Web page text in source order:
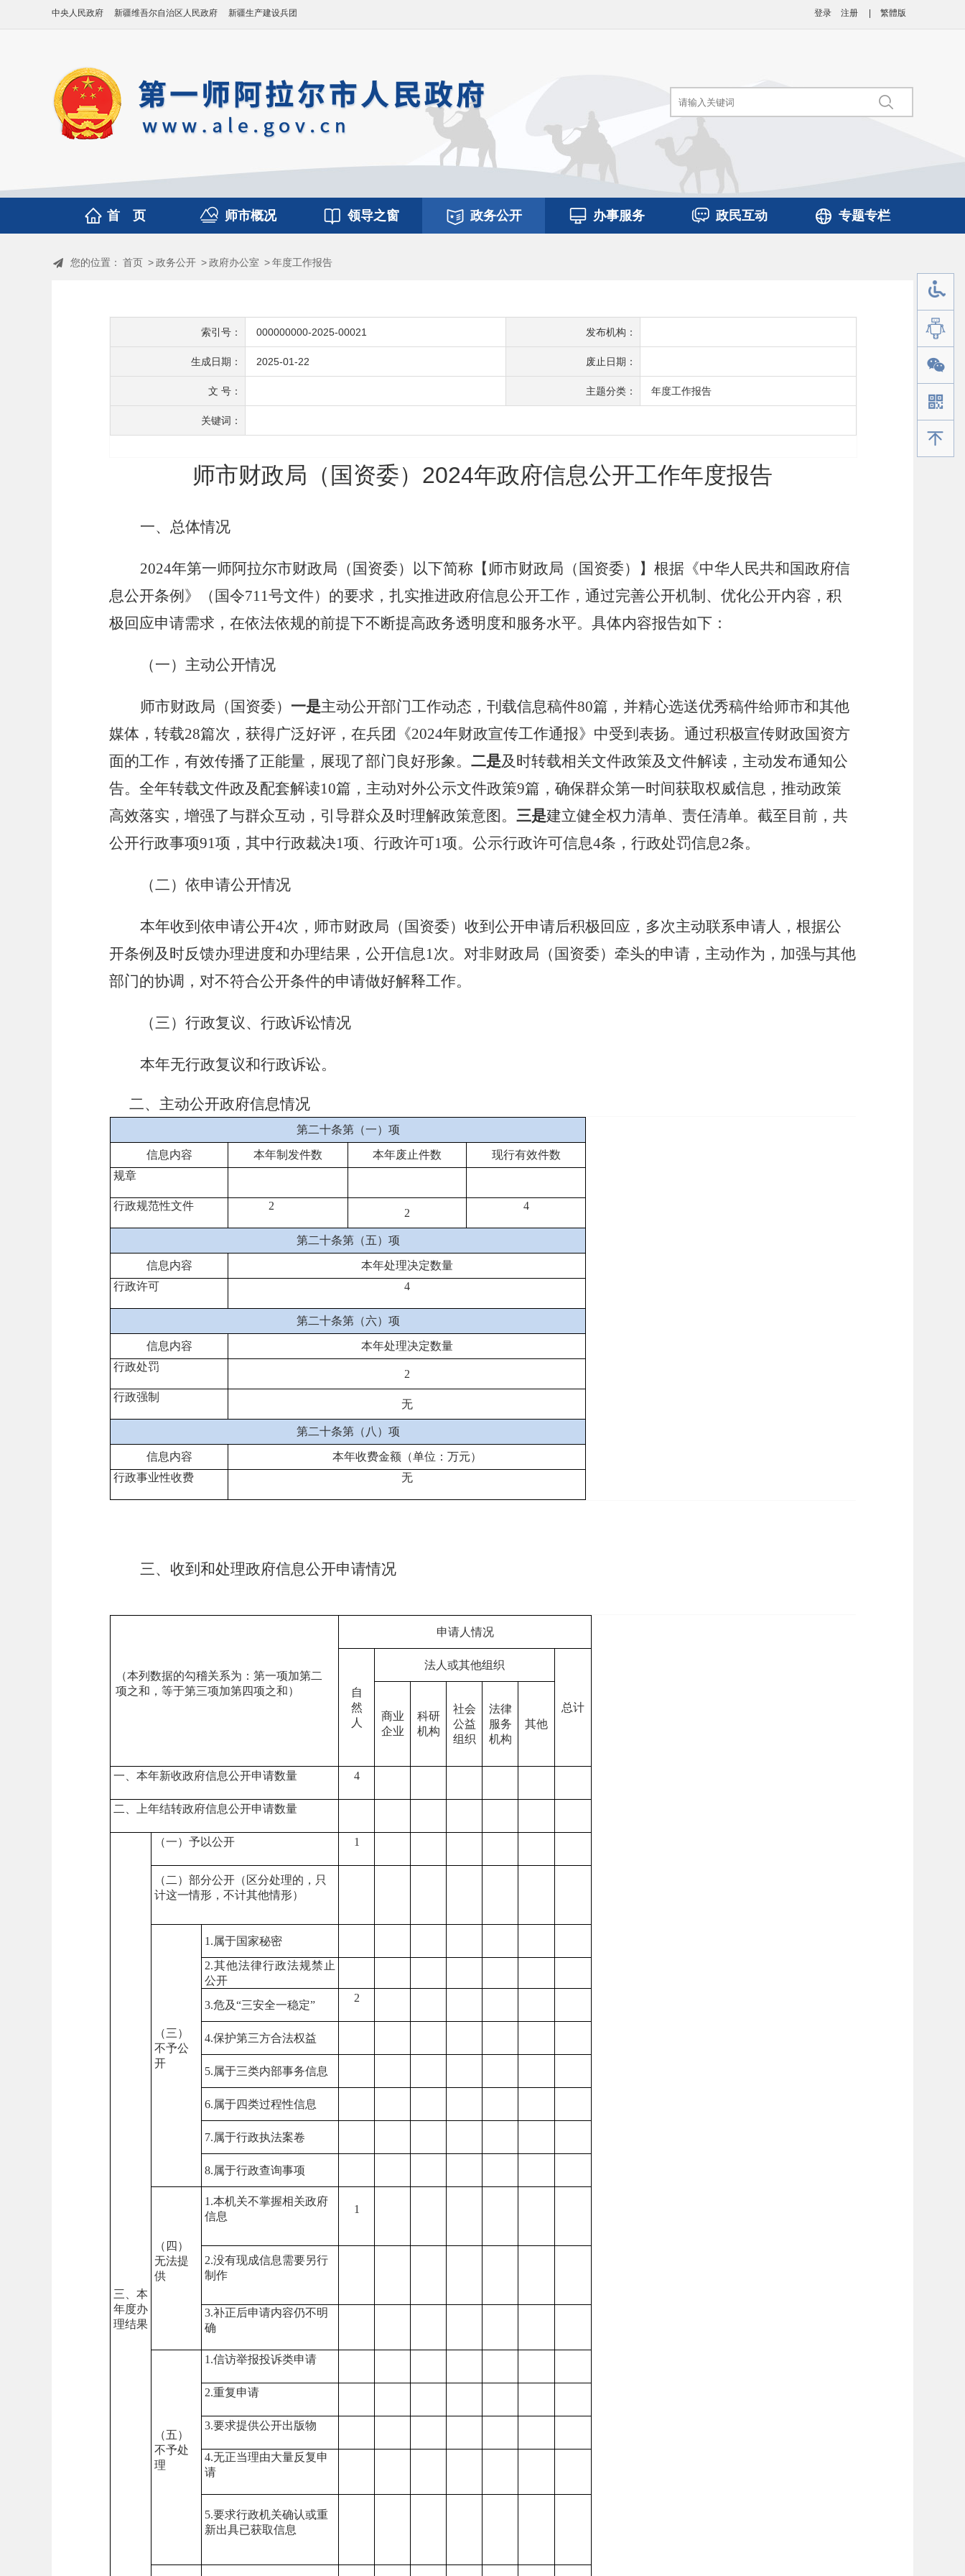
登录 注册 繁體版
中央人民政府 新疆维吾尔自治区人民政府 新疆生产建设兵团
首 页 师市概况 领导之窗 政务公开 办事服务 政民互动 专题专栏
您的位置： 首页 >政务公开 >政府办公室 >年度工作报告
索引号： 000000000-2025-00021 发布机构：
生成日期： 2025-01-22 废止日期：
文 号： 主题分类： 年度工作报告
关键词：
师市财政局（国资委）2024年政府信息公开工作年度报告
一、 总体情况
2024年第一师阿拉尔市财政局（国资委）以下简称【师市财政局（国资委）】根据《中华人民共和国政府信
息公开条例》（国令711号文件）的要求，扎实推进政府信息公开工作，通过完善公开机制、优化公开内容，积
极回应申请需求，在依法依规的前提下不断提高政务透明度和服务水平。具体内容报告如下：
（一） 主动公开情况
师市财政局（国资委） 一是主动公开部门工作动态 ， 刊载信息稿件80篇，并精心选送优秀稿件给师市和其他
媒体，转载28篇次，获得广泛好评，在兵团《2024年财政宣传工作通报》中受到表扬。通过积极宣传财政国资方
面的工作，有效传播了正能量，展现了部门良好形象。 二是及时转载相关文件政策及文件解读，主动发布通知公
告。全年转载文件政及配套解读10篇，主动对外公示文件政策9篇，确保群众第一时间获取权威信息，推动政策
高效落实，增强了与群众互动，引导群众及时理解政策意图。 三是建立健全权力清单、责任清单。截至目前，共
公开行政事项91项，其中行政裁决1项、行政许可1项。公示行政许可信息4条，行政处罚信息2条。
（二） 依申请公开情况
本年收到依申请公开4次，师市财政局（国资委）收到公开申请后积极回应，多次主动联系申请人，根据公
开条例及时反馈办理进度和办理结果，公开信息1次。对非财政局（国资委）牵头的申请，主动作为，加强与其他
部门的协调，对不符合公开条件的申请做好解释工作。
（三） 行政复议、行政诉讼情况
本年无行政复议和行政诉讼。
二、主动公开政府信息情况
第二十条第（一）项
信息内容 本年制发件数 本年废止件数 现行有效件数
规章
行政规范性文件 2
2
4
第二十条第（五）项
信息内容
本年处理决定数量
行政许可
4
第二十条第（六）项
信息内容
本年处理决定数量
行政处罚
2
行政强制
无
第二十条第（八）项
信息内容
本年收费金额（单位：万元）
行政事业性收费
无
三、收到和处理政府信息公开申请情况
（本列数据的勾稽关系为：第一项加第二
项之和，等于第三项加第四项之和）
申请人情况
自
然
人
法人或其他组织
总计
商业
企业
科研
机构
社会
公益
组织
法律
服务
机构
其他
一、本年新收政府信息公开申请数量 4
二、上年结转政府信息公开申请数量
三、本
年度办
理结果
（一）予以公开 1
（二）部分公开 （区分处理的，只
计这一情形，不计其他情形）
（三）
不予公
开
1.属于国家秘密
2.其他法律行政法规禁止
公开
3.危及“三安全一稳定”
2
4.保护第三方合法权益
5.属于三类内部事务信息
6.属于四类过程性信息
7.属于行政执法案卷
8.属于行政查询事项
（四）
无法提
供
1.本机关不掌握相关政府
信息
1
2.没有现成信息需要另行
制作
3.补正后申请内容仍不明
确
（五）
不予处
理
1.信访举报投诉类申请
2.重复申请
3.要求提供公开出版物
4.无正当理由大量反复申
请
5.要求行政机关确认或重
新出具已获取信息
手机版